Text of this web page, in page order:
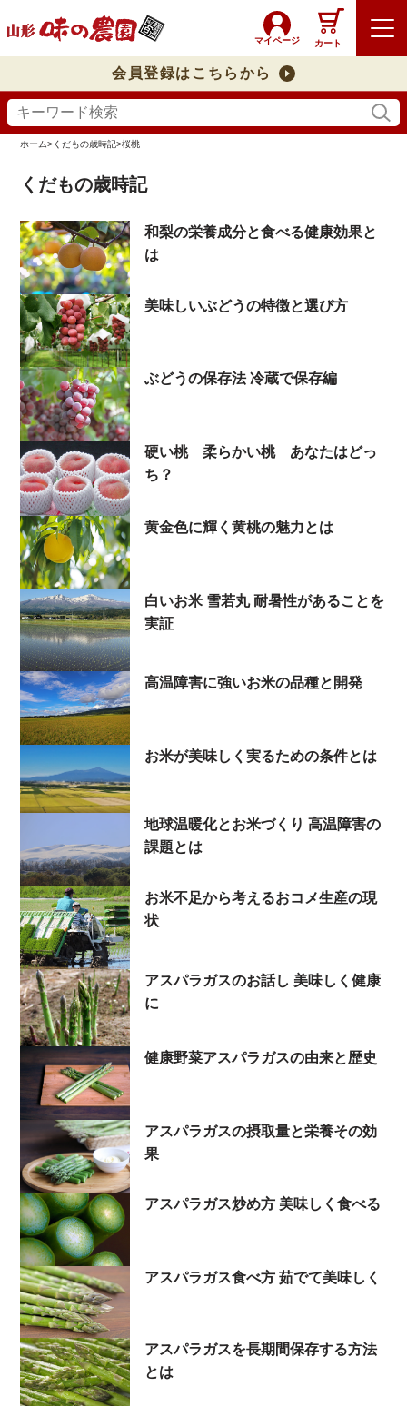
マイページ カート
会員登録はこちらから
ホーム>くだもの歳時記>桜桃
くだもの歳時記
和梨の栄養成分と食べる健康効果と
は
美味しいぶどうの特徴と選び方
ぶどうの保存法 冷蔵で保存編
硬い桃 柔らかい桃 あなたはどっ
ち？
黄金色に輝く黄桃の魅力とは
白いお米 雪若丸 耐暑性があることを
実証
高温障害に強いお米の品種と開発
お米が美味しく実るための条件とは
地球温暖化とお米づくり 高温障害の
課題とは
お米不足から考えるおコメ生産の現
状
アスパラガスのお話し 美味しく健康
に
健康野菜アスパラガスの由来と歴史
アスパラガスの摂取量と栄養その効
果
アスパラガス炒め方 美味しく食べる
アスパラガス食べ方 茹でて美味しく
アスパラガスを長期間保存する方法
とは